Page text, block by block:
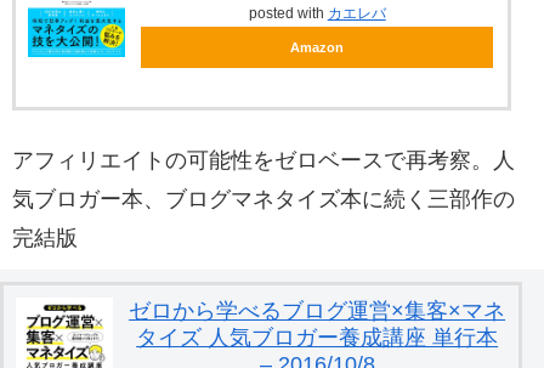
posted with カエレバ
Amazon
アフィリエイトの可能性をゼロベースで再考察。人
気ブロガー本、ブログマネタイズ本に続く三部作の
完結版
ゼロから学べるブログ運営×集客×マネ
タイズ 人気ブロガー養成講座 単行本